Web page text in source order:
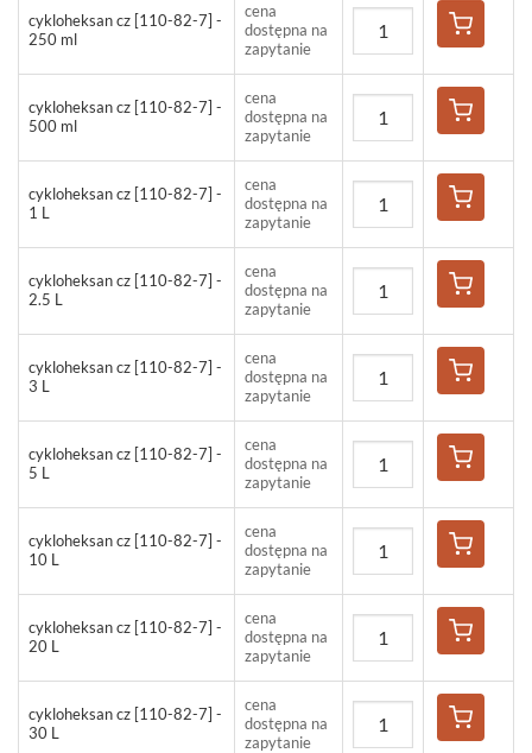
cykloheksan cz [110-82-7] -
250 ml
cena
dostępna na
zapytanie
cykloheksan cz [110-82-7] -
500 ml
cena
dostępna na
zapytanie
cykloheksan cz [110-82-7] -
1 L
cena
dostępna na
zapytanie
cykloheksan cz [110-82-7] -
2.5 L
cena
dostępna na
zapytanie
cykloheksan cz [110-82-7] -
3 L
cena
dostępna na
zapytanie
cykloheksan cz [110-82-7] -
5 L
cena
dostępna na
zapytanie
cykloheksan cz [110-82-7] -
10 L
cena
dostępna na
zapytanie
cykloheksan cz [110-82-7] -
20 L
cena
dostępna na
zapytanie
cykloheksan cz [110-82-7] -
30 L
cena
dostępna na
zapytanie